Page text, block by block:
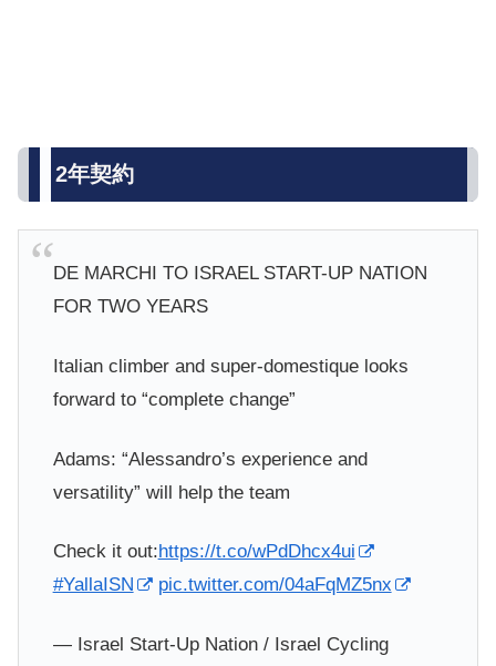
2年契約
DE MARCHI TO ISRAEL START-UP NATION
FOR TWO YEARS
Italian climber and super-domestique looks
forward to “complete change”
Adams: “Alessandro’s experience and
versatility” will help the team
Check it out:https://t.co/wPdDhcx4ui
#YallaISN
pic.twitter.com/04aFqMZ5nx
— Israel Start-Up Nation / Israel Cycling